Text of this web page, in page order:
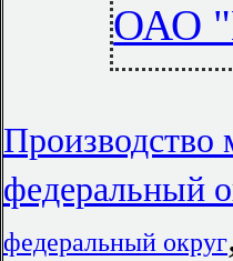
ОАО
Производство
федеральный
федеральный округ